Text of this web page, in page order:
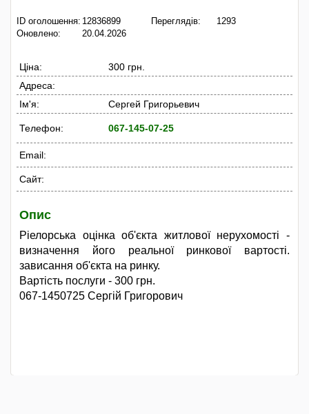
ID оголошення: 12836899
Оновлено:
20.04.2026
Переглядів: 1293
Ціна:
300 грн.
Адреса:
Ім'я:
Сергей Григорьевич
Телефон: 067-145-07-25
Email:
Сайт:
Опис
Ріелорська оцінка об'єкта житлової нерухомості -
визначення його реальної ринкової вартості.
зависання об'єкта на ринку.
Вартість послуги - 300 грн.
067-1450725 Сергій Григорович